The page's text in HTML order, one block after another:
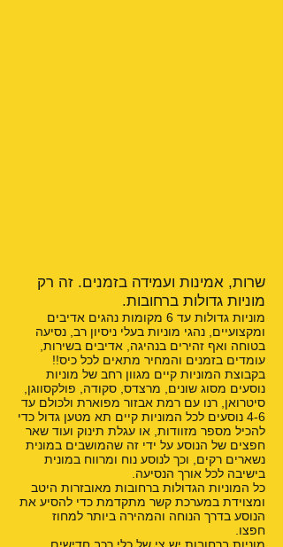
שרות, אמינות ועמידה בזמנים. זה רק
מוניות גדולות ברחובות.
מוניות גדולות עד 6 מקומות נהגים אדיבים
ומקצועיים, נהגי מוניות בעלי ניסיון רב, נסיעה
בטוחה ואף זהירים בנהיגה, אדיבים בשירות,
עומדים בזמנים והמחיר מתאים לכל כיס!!
בקבוצת המוניות קיים מגוון רחב של מוניות
נוסעים מסוג שונים, מרצדס, סקודה, פולקסווגן,
סיטרואן, רנו עם רמת אבזור מפוארת ולכולם עד
4-6 נוסעים לכל המוניות קיים תא מטען גדול כדי
להכיל מספר מזוודות, או עגלת תינוק ועוד שאר
חפצים של הנוסע על ידי זה שהמושבים במונית
נשארים רקים, וכך לנוסע נוח ומרווח במונית
בישיבה לכל אורך הנסיעה.
כל המוניות הגדולות ברחובות מאובזרות היטב
ומצוידת במערכת קשר מתקדמת כדי להסיע את
הנוסע בדרך הנוחה והמהירה ביותר למחוז
חפצו.